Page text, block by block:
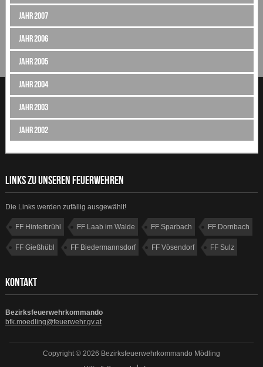
Jahr 2007
Jahr 2006
Jahr 2005
Jahr 2004
Jahr 2003
Jahr 2002
LINKS ZU UNSEREN FEUERWEHREN
Die Links werden zufällig ausgewählt!
FF Hinterbrühl FF Laab im Walde FF Sparbach FF Dornbach
FF Gießhübl FF Biedermannsdorf FF Vösendorf FF Sulz
KONTAKT
Bezirksfeuerwehrkommando
bfk.moedling@feuerwehr.gv.at
Copyright © 2026 Bezirksfeuerwehrkommando Mödling